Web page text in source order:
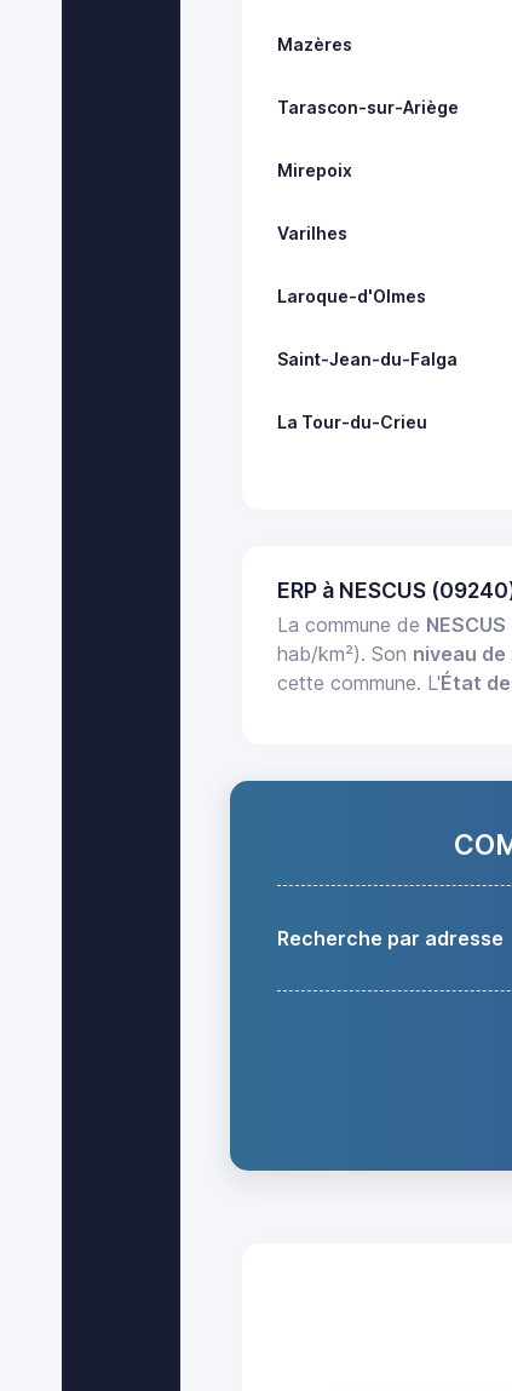
Mazères
Tarascon-sur-Ariège
Mirepoix
Varilhes
Laroque-d'Olmes
Saint-Jean-du-Falga
La Tour-du-Crieu
ERP à NESCUS
La commune de NESCUS
hab/km²). Son niveau
cette commune. L'État
Recherche par adresse